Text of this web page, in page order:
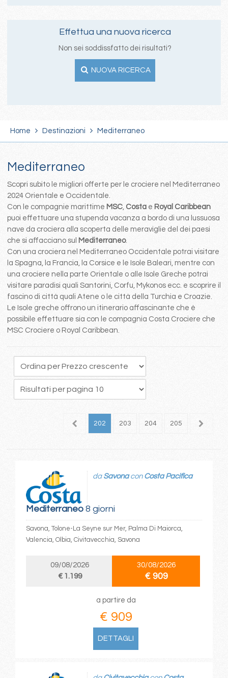
Effettua una nuova ricerca
Non sei soddissfatto dei risultati?
NUOVA RICERCA
Home Destinazioni Mediterraneo
Mediterraneo
Scopri subito le migliori offerte per le crociere nel Mediterraneo
2024 Orientale e Occidentale.
Con le compagnie marittime MSC, Costa e Royal Caribbean
puoi effettuare una stupenda vacanza a bordo di una lussuosa
nave da crociera alla scoperta delle meraviglie del dei paesi
che si affacciano sul Mediterraneo.
Con una crociera nel Mediterraneo Occidentale potrai visitare
la Spagna, la Francia, la Corsice e le Isole Baleari, mentre con
una crociere nella parte Orientale o alle Isole Greche potrai
visitare paradisi quali Santorini, Corfu, Mykonos ecc. e scoprire il
fascino di città quali Atene o le città della Turchia e Croazie.
Le Isole greche offrono un itinerario affascinante che è
possibile effettuare sia con le compagnia Costa Crociere che
MSC Crociere o Royal Caribbean.
201 202 203 204 205 206
Mediterraneo8 giorni
da Savonacon Costa Pacifica
Savona, Tolone-La Seyne sur Mer, Palma Di Maiorca,
Valencia, Olbia, Civitavecchia, Savona
09/08/2026
€ 1.199
30/08/2026
€ 909
a partire da
€ 909
DETTAGLI